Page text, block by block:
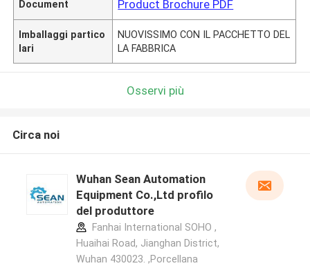
Document Product Brochure PDF
Imballaggi partico
lari
NUOVISSIMO CON IL PACCHETTO DEL
LA FABBRICA
Osservi più
Circa noi
Wuhan Sean Automation
Equipment Co.,Ltd profilo
del produttore
Fanhai International SOHO ,
Huaihai Road, Jianghan District,
Wuhan 430023. ,Porcellana